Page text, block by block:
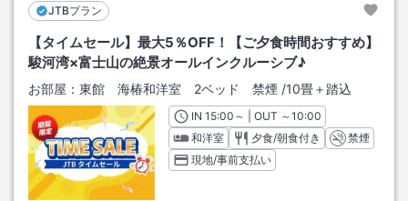
JTBプラン
【タイムセール】最大5％OFF！【ご夕食時間おすすめ】
駿河湾×富士山の絶景オールインクルーシブ♪
お部屋： 東館 海椿和洋室 2ベッド 禁煙 /10畳＋踏込
INチェックイン
15:00 ～ | OUT チェックアウト
～10:00
和洋室
夕食/朝食付き
禁煙
現地/事前支払い